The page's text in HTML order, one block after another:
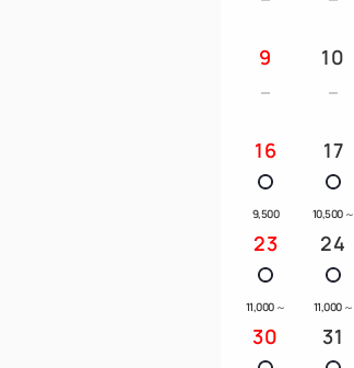
9 10
16
9,500
17
10,500 ～
23
11,000 ～
24
11,000 ～
30 31